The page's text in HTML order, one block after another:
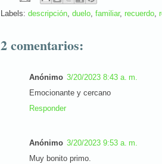
Labels: descripción, duelo, familiar, recuerdo,
2 comentarios:
Anónimo 3/20/2023 8:43 a. m.
Emocionante y cercano
Responder
Anónimo 3/20/2023 9:53 a. m.
Muy bonito primo.